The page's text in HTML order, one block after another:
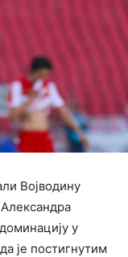
Војводину
Александра
у
је постигнутим